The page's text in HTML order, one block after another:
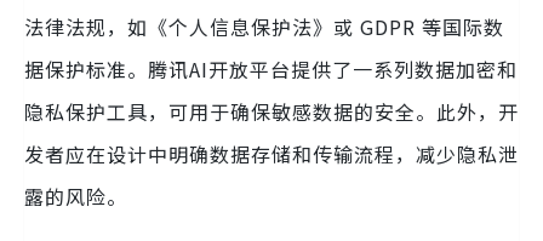
法律法规，如《个人信息保护法》或 GDPR 等国际数
据保护标准。腾讯AI开放平台提供了一系列数据加密和
隐私保护工具，可用于确保敏感数据的安全。此外，开
发者应在设计中明确数据存储和传输流程，减少隐私泄
露的风险。